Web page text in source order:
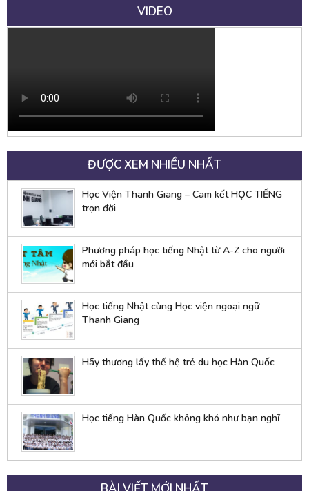
VIDEO
ĐƯỢC XEM NHIỀU NHẤT
Học Viện Thanh Giang – Cam kết HỌC TIẾNG
trọn đời
Phương pháp học tiếng Nhật từ A-Z cho người
mới bắt đầu
Học tiếng Nhật cùng Học viện ngoại ngữ
Thanh Giang
Hãy thương lấy thế hệ trẻ du học Hàn Quốc
Học tiếng Hàn Quốc không khó như bạn nghĩ